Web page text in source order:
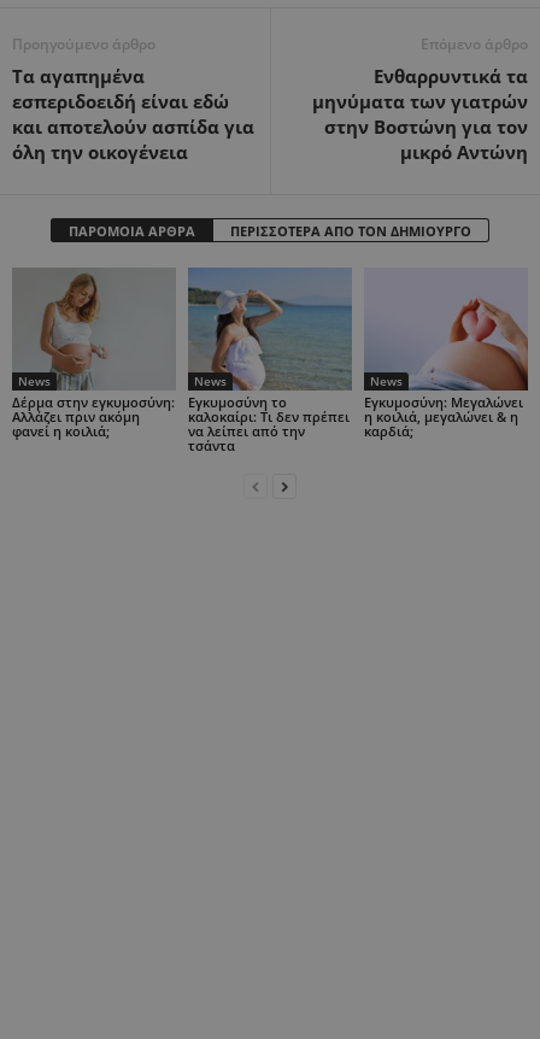
Προηγούμενο άρθρο
Τα αγαπημένα
εσπεριδοειδή είναι εδώ
και αποτελούν ασπίδα για
όλη την οικογένεια
Επόμενο άρθρο
Eνθαρρυντικά τα
μηνύματα των γιατρών
στην Βοστώνη για τον
μικρό Αντώνη
ΠΑΡΟΜΟΙΑ ΑΡΘΡΑ ΠΕΡΙΣΣΟΤΕΡΑ ΑΠΟ ΤΟΝ ΔΗΜΙΟΥΡΓΟ
News
Δέρμα στην εγκυμοσύνη:
Αλλάζει πριν ακόμη
φανεί η κοιλιά;
News
Εγκυμοσύνη το
καλοκαίρι: Τι δεν πρέπει
να λείπει από την
τσάντα
News
Εγκυμοσύνη: Μεγαλώνει
η κοιλιά, μεγαλώνει & η
καρδιά;